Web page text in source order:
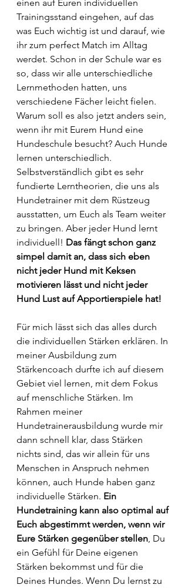
einen auf Euren individuellen
Trainingsstand eingehen, auf das
was Euch wichtig ist und darauf, wie
ihr zum perfect Match im Alltag
werdet. Schon in der Schule war es
so, dass wir alle unterschiedliche
Lernmethoden hatten, uns
verschiedene Fächer leicht fielen.
Warum soll es also jetzt anders sein,
wenn ihr mit Eurem Hund eine
Hundeschule besucht? Auch Hunde
lernen unterschiedlich.
Selbstverständlich gibt es sehr
fundierte Lerntheorien, die uns als
Hundetrainer mit dem Rüstzeug
ausstatten, um Euch als Team weiter
zu bringen. Aber jeder Hund lernt
individuell! Das fängt schon ganz
simpel damit an, dass sich eben
nicht jeder Hund mit Keksen
motivieren lässt und nicht jeder
Hund Lust auf Apportierspiele hat!
Für mich lässt sich das alles durch
die individuellen Stärken erklären. In
meiner Ausbildung zum
Stärkencoach durfte ich auf diesem
Gebiet viel lernen, mit dem Fokus
auf menschliche Stärken. Im
Rahmen meiner
Hundetrainerausbildung wurde mir
dann schnell klar, dass Stärken
nichts sind, das wir allein für uns
Menschen in Anspruch nehmen
können, auch Hunde haben ganz
individuelle Stärken. Ein
Hundetraining kann also optimal auf
Euch abgestimmt werden, wenn wir
Eure Stärken gegenüber stellen , Du
ein Gefühl für Deine eigenen
Stärken bekommst und für die
Deines Hundes. Wenn Du lernst zu